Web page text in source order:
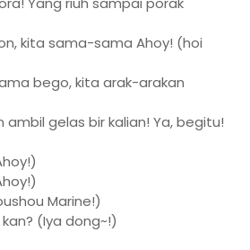
kita sama-sama Ahoy! (hoi
bego, kita arak-arakan
ambil gelas bir kalian! Ya, begitu!
Marine!)
(Iya dong~!)